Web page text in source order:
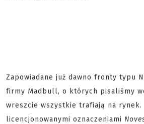
Zapowiadane już dawno fronty typu
firmy Madbull, o których pisaliśmy
wreszcie wszystkie trafiają na rynek.
licencjonowanymi oznaczeniami